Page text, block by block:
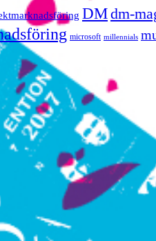
DMdm-
microsoft millennials